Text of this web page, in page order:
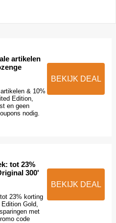
artikelen
& 10%
Edition,
en geen
nodig.
BEKIJK DEAL
tot 23%
300'
23% korting
Gold,
met
code
BEKIJK DEAL